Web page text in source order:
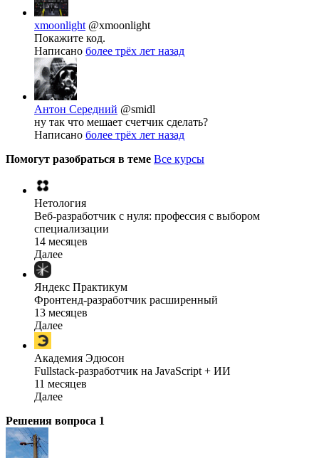
xmoonlight @xmoonlight
Покажите код.
Написано более трёх лет назад
Антон Середний @smidl
ну так что мешает счетчик сделать?
Написано более трёх лет назад
Помогут разобраться в теме Все курсы
Нетология
Веб-разработчик с нуля: профессия с выбором
специализации
14 месяцев
Далее
Яндекс Практикум
Фронтенд-разработчик расширенный
13 месяцев
Далее
Академия Эдюсон
Fullstack-разработчик на JavaScript + ИИ
11 месяцев
Далее
Решения вопроса 1